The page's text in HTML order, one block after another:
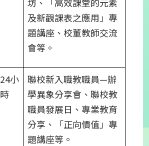
及新觀課表之應用」專
題講座、校董教師交流
會等。
24小
時
聯校新入職教職員—辦
學異象分享會、聯校教
職員發展日、專業教育
分享、「正向價值」專
題講座等。